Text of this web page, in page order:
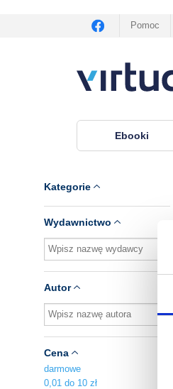
Pomoc
Ebooki
Kategorie
Wydawnictwo
Autor
Cena
darmowe
0,01 do 10 zł